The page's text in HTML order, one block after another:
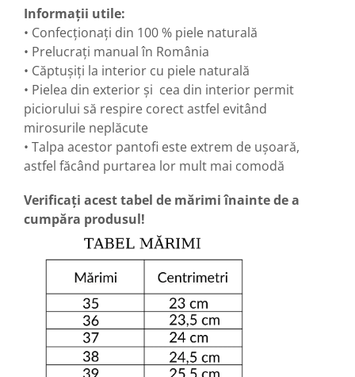
Informații utile:
• Confecționați din 100 % piele naturală
• Prelucrați manual în România
• Căptușiți la interior cu piele naturală
• Pielea din exterior și cea din interior permit
piciorului să respire corect astfel evitând
mirosurile neplăcute
• Talpa acestor pantofi este extrem de ușoară,
astfel făcând purtarea lor mult mai comodă
Verificați acest tabel de mărimi înainte de a
cumpăra produsul!